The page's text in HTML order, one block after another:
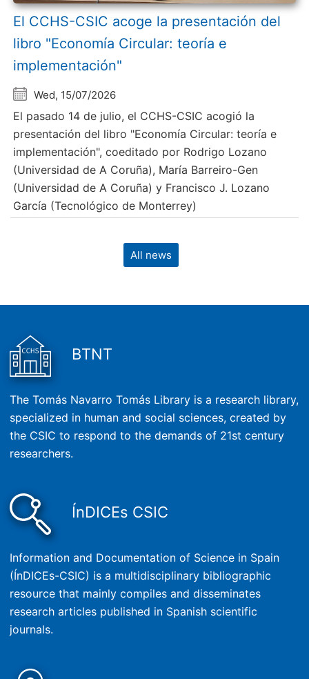
El CCHS-CSIC acoge la presentación del
libro "Economía Circular: teoría e
implementación"
Wed, 15/07/2026
El pasado 14 de julio, el CCHS-CSIC acogió la
presentación del libro "Economía Circular: teoría e
implementación", coeditado por Rodrigo Lozano
(Universidad de A Coruña), María Barreiro-Gen
(Universidad de A Coruña) y Francisco J. Lozano
García (Tecnológico de Monterrey)
All news
BTNT
The Tomás Navarro Tomás Library is a research library,
specialized in human and social sciences, created by
the CSIC to respond to the demands of 21st century
researchers.
ÍnDICEs CSIC
Information and Documentation of Science in Spain
(ÍnDICEs-CSIC) is a multidisciplinary bibliographic
resource that mainly compiles and disseminates
research articles published in Spanish scientific
journals.